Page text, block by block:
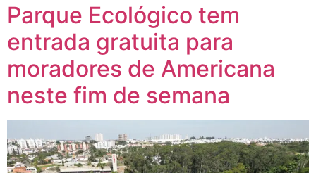
Parque Ecológico tem
entrada gratuita para
moradores de Americana
neste fim de semana